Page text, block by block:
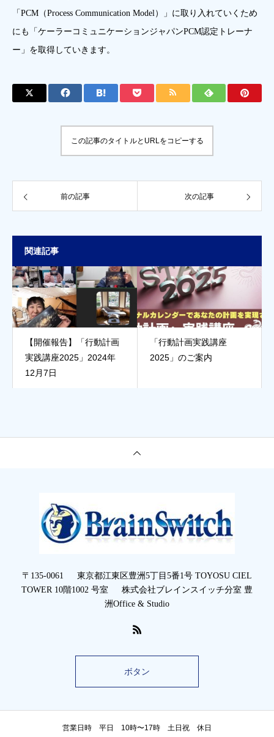
「PCM（Process Communication Model）」に取り入れていくため
にも「ケーラーコミュニケーションジャパンPCM認定トレーナ
ー」を取得していきます。
この記事のタイトルとURLをコピーする
前の記事 次の記事
関連記事
【開催報告】「行動計画
実践講座2025」2024年
12月7日
「行動計画実践講座
2025」のご案内
〒135-0061 東京都江東区豊洲5丁目5番1号 TOYOSU CIEL
TOWER 10階1002 号室 株式会社ブレインスイッチ分室 豊
洲Office & Studio
ボタン
営業日時 平日 10時〜17時 土日祝 休日